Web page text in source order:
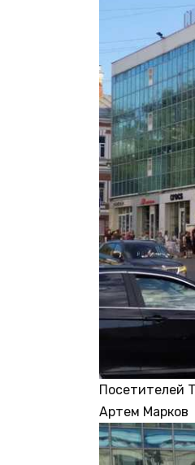
Посетителей
Артем Марков